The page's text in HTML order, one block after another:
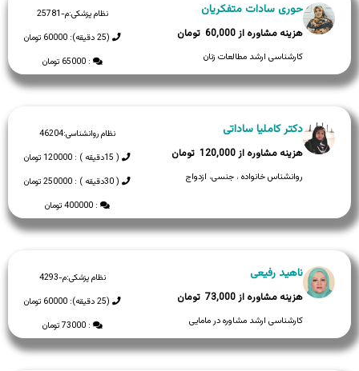
نظام پزشکی:م-25781
(25 دقیقه): 60000 تومان
: 65000 تومان
حوری سادات متفکریان
60,000
کارشناسی ارشد مطالعات زنان
نظام روانشناسی:46204
( 15دقیقه ) : 120000 تومان
( 30دقیقه ) : 250000 تومان
: 400000 تومان
دکتر کاملیا ساداتی
120,000
روانشناس خانواده ، جنسی، ازدواج
نظام پزشکی:م-4293
(25 دقیقه): 60000 تومان
: 73000 تومان
ناهید رفیعی
73,000
کارشناسی ارشد مشاوره در مامایی